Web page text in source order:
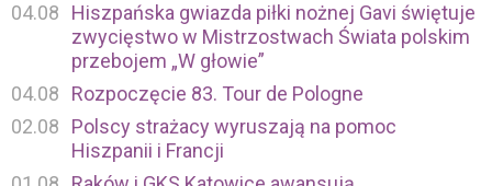
04.08
Hiszpańska gwiazda piłki nożnej Gavi świętuje
zwycięstwo w Mistrzostwach Świata polskim
przebojem „W głowie”
04.08
Rozpoczęcie 83. Tour de Pologne
02.08
Polscy strażacy wyruszają na pomoc
Hiszpanii i Francji